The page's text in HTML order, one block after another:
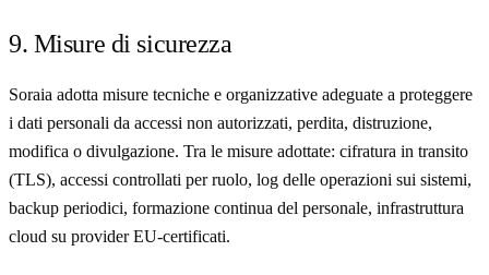
9. Misure di sicurezza
Soraia adotta misure tecniche e organizzative adeguate a proteggere
i dati personali da accessi non autorizzati, perdita, distruzione,
modifica o divulgazione. Tra le misure adottate: cifratura in transito
(TLS), accessi controllati per ruolo, log delle operazioni sui sistemi,
backup periodici, formazione continua del personale, infrastruttura
cloud su provider EU-certificati.